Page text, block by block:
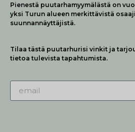
Pienestä puutarhamyymälästä on
yksi Turun alueen merkittävistä
suunnannäyttäjistä.
Tilaa tästä puutarhurisi vinkit ja
tietoa tulevista tapahtumista.